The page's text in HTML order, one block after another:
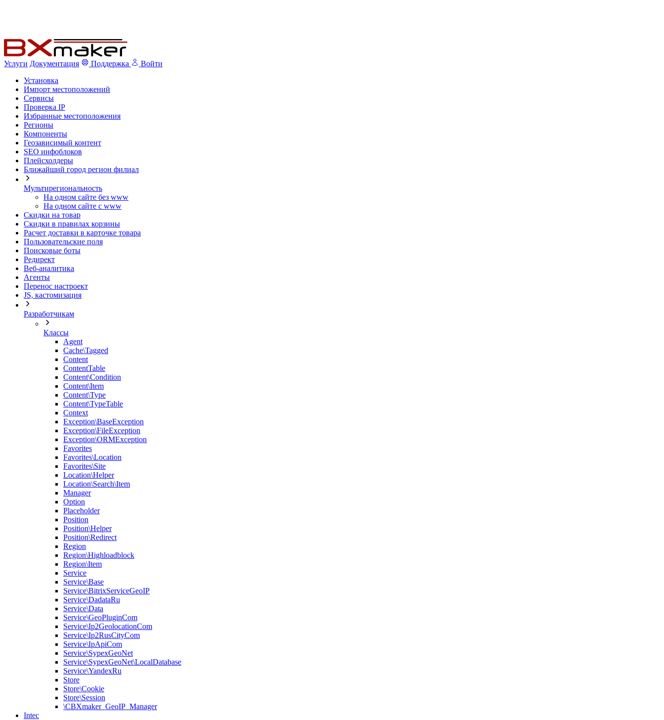
Услуги Документация Поддержка
Войти
Установка
Импорт местоположений
Сервисы
Проверка IP
Избранные местоположения
Регионы
Компоненты
Геозависимый контент
SEO инфоблоков
Плейсхолдеры
Ближайший город регион филиал
Мультирегиональность
На одном сайте без www
На одном сайте с www
Скидки на товар
Скидки в правилах корзины
Расчет доставки в карточке товара
Пользовательские поля
Поисковые боты
Редирект
Веб-аналитика
Агенты
Перенос настроект
JS, кастомизация
Разработчикам
Классы
Agent
Cache\Tagged
Content
ContentTable
Content\Condition
Content\Item
Content\Type
Content\TypeTable
Context
Exception\BaseException
Exception\FileException
Exception\ORMException
Favorites
Favorites\Location
Favorites\Site
Location\Helper
Location\Search\Item
Manager
Option
Placeholder
Position
Position\Helper
Position\Redirect
Region
Region\Highloadblock
Region\Item
Service
Service\Base
Service\BitrixServiceGeoIP
Service\DadataRu
Service\Data
Service\GeoPluginCom
Service\Ip2GeolocationCom
Service\Ip2RusCityCom
Service\IpApiCom
Service\SypexGeoNet
Service\SypexGeoNet\LocalDatabase
Service\YandexRu
Store
Store\Cookie
Store\Session
\CBXmaker_GeoIP_Manager
Intec